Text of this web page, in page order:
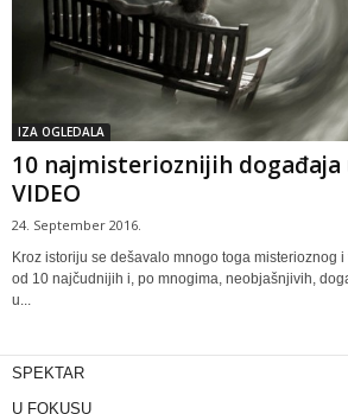
IZA OGLEDALA
10 najmisterioznijih
VIDEO
24. September 2016.
Kroz istoriju se dešavalo mnogo toga misterioznog
od 10 najčudnijih i, po mnogima, neobjašnjivih,
u...
SPEKTAR
U FOKUSU